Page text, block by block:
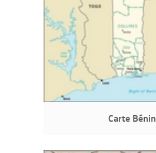
Carte Bénin